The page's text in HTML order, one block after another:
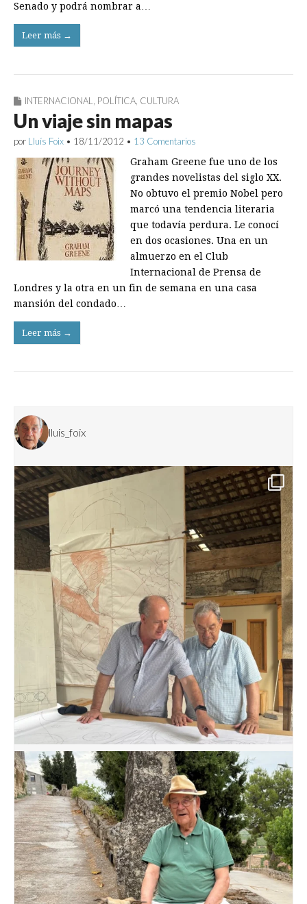
Senado y podrá nombrar a…
Leer más →
INTERNACIONAL, POLÍTICA, CULTURA
Un viaje sin mapas
por Lluís Foix • 18/11/2012 • 13 Comentarios
Graham Greene fue uno de los
grandes novelistas del siglo XX.
No obtuvo el premio Nobel pero
marcó una tendencia literaria
que todavía perdura. Le conocí
en dos ocasiones. Una en un
almuerzo en el Club
Internacional de Prensa de
Londres y la otra en un fin de semana en una casa
mansión del condado…
Leer más →
lluis_foix